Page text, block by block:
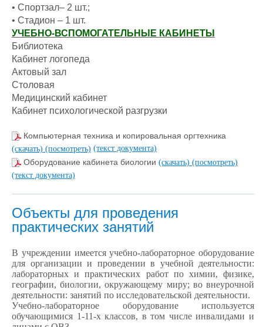
• Спортзал– 2 шт.;
• Стадион – 1 шт.
УЧЕБНО-ВСПОМОГАТЕЛЬНЫЕ КАБИНЕТЫ
Библиотека
Кабинет логопеда
Актовый зал
Столовая
Медицинский кабинет
Кабинет психологической разгрузки
Компьютерная техника и копировальная оргтехника
(скачать) (посмотреть) (текст документа)
Оборудование кабинета биологии (скачать) (посмотреть)
(текст документа)
Объекты для проведения
практических занятий
В учреждении имеется учебно-лабораторное оборудование
для организации и проведении в учебной деятельности:
лабораторных и практических работ по химии, физике,
географии, биологии, окружающему миру; во внеурочной
деятельности: занятий по исследовательской деятельности.
Учебно-лабораторное оборудование используется
обучающимися 1-11-х классов, в том числе инвалидами и